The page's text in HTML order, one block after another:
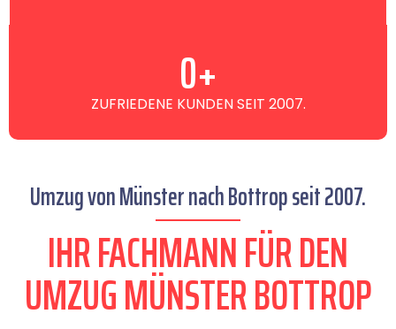
ZUFRIEDENE KUNDEN SEIT 2007.
0+
Umzug von Münster nach Bottrop seit 2007.
IHR FACHMANN FÜR DEN
UMZUG MÜNSTER BOTTROP